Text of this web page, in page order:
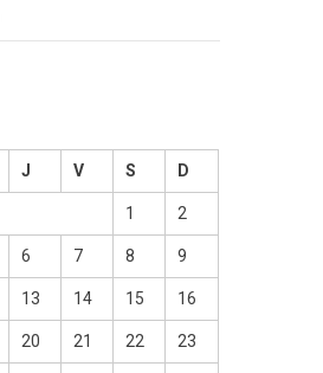
J V S D
1 2
6 7 8 9
13 14 15 16
20 21 22 23